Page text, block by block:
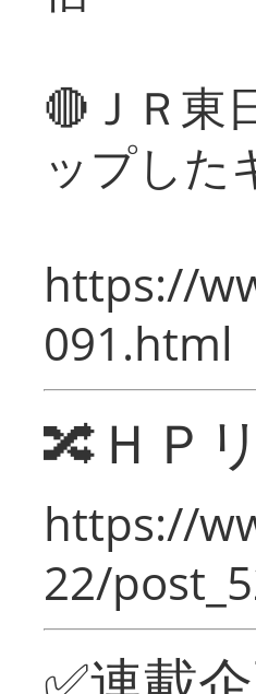
🔴ＪＲ東
ップした
https://
091.html
🔀ＨＰ
https://
22/